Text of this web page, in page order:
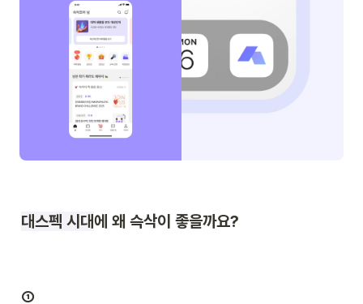
대스펙 시대에 왜 슥삭이 좋을까요?
①